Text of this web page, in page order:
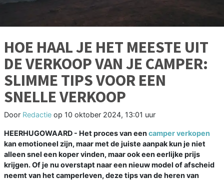
HOE HAAL JE HET MEESTE UIT
DE VERKOOP VAN JE CAMPER:
SLIMME TIPS VOOR EEN
SNELLE VERKOOP
Door Redactie op 10 oktober 2024, 13:01 uur
HEERHUGOWAARD - Het proces van een camper verkopen
kan emotioneel zijn, maar met de juiste aanpak kun je niet
alleen snel een koper vinden, maar ook een eerlijke prijs
krijgen. Of je nu overstapt naar een nieuw model of afscheid
neemt van het camperleven, deze tips van de heren van